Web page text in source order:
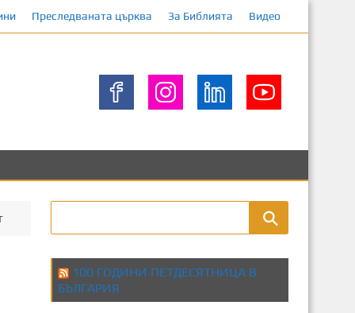
Преследваната църква За Библията Видео
100 ГОДИНИ ПЕТДЕСЯТНИЦА В
БЪЛГАРИЯ